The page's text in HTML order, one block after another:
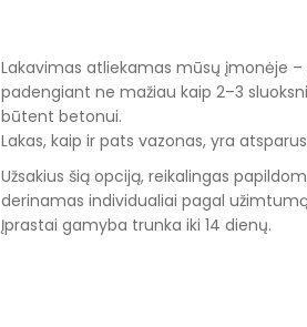
Lakavimas atliekamas mūsų įmonėje
padengiant ne mažiau kaip 2–3
būtent betonui.
Lakas, kaip ir pats vazonas, yra
Užsakius šią opciją, reikalingas
derinamas individualiai pagal
Įprastai gamyba trunka iki 14 dienų.